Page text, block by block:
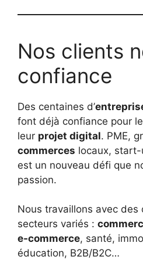
Nos clients
confiance
Des centaines d’
font déjà confiance pour
leur projet digital. PME,
commerces locaux,
est un nouveau défi que
passion.
Nous travaillons avec des
secteurs variés :
e-commerce, santé,
éducation, B2B/B2C…